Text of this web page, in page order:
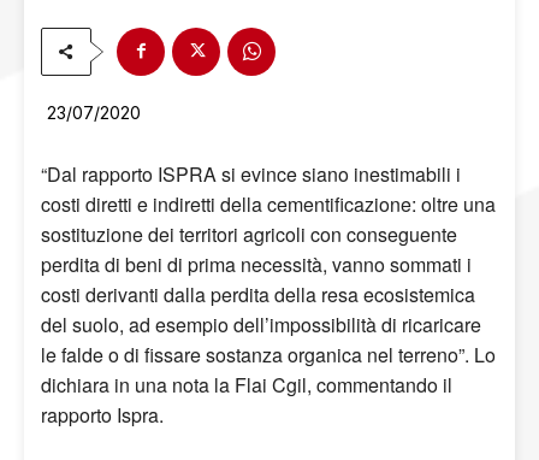
23/07/2020
“Dal rapporto ISPRA si evince siano inestimabili i
costi diretti e indiretti della cementificazione: oltre una
sostituzione dei territori agricoli con conseguente
perdita di beni di prima necessità, vanno sommati i
costi derivanti dalla perdita della resa ecosistemica
del suolo, ad esempio dell’impossibilità di ricaricare
le falde o di fissare sostanza organica nel terreno”. Lo
dichiara in una nota la Flai Cgil, commentando il
rapporto Ispra.